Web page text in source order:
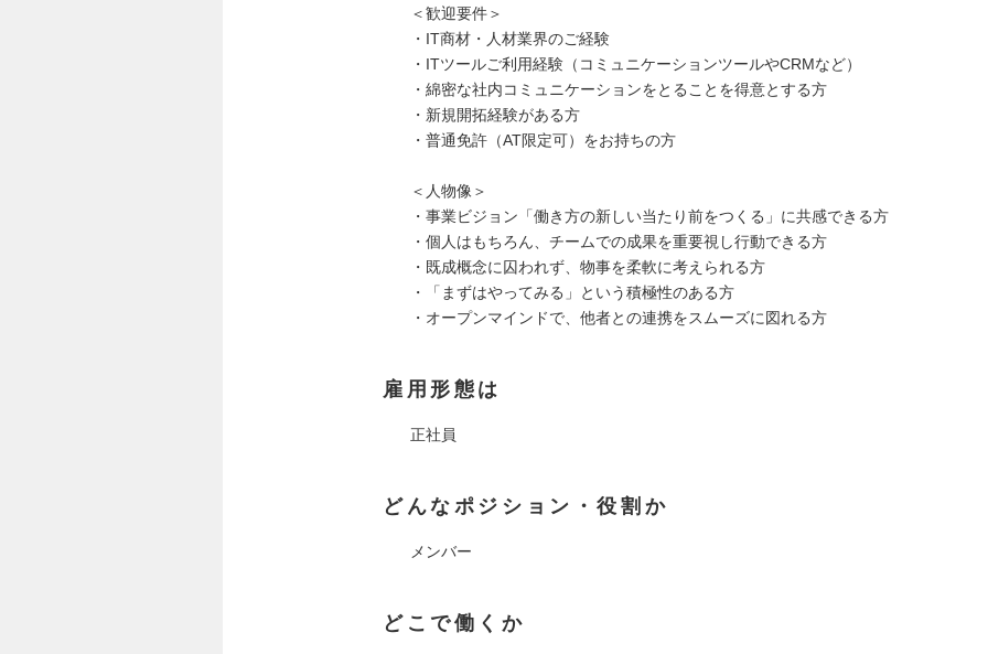
＜歓迎要件＞
・IT商材・人材業界のご経験
・ITツールご利用経験（コミュニケーションツールやCRMなど）
・綿密な社内コミュニケーションをとることを得意とする方
・新規開拓経験がある方
・普通免許（AT限定可）をお持ちの方
＜人物像＞
・事業ビジョン「働き方の新しい当たり前をつくる」に共感できる方
・個人はもちろん、チームでの成果を重要視し行動できる方
・既成概念に囚われず、物事を柔軟に考えられる方
・「まずはやってみる」という積極性のある方
・オープンマインドで、他者との連携をスムーズに図れる方
雇用形態は
正社員
どんなポジション・役割か
メンバー
どこで働くか